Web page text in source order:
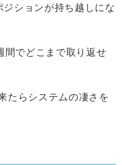
ションが持ち越しにな
間でどこまで取り返せ
たらシステムの凄さを